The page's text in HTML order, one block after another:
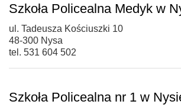
Szkoła Policealna Medyk w
ul. Tadeusza Kościuszki 10
48-300 Nysa
tel. 531 604 502
Szkoła Policealna nr 1 w